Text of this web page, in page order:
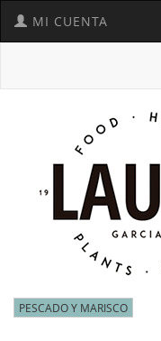
MI CUENTA
PESCADO Y MARISCO